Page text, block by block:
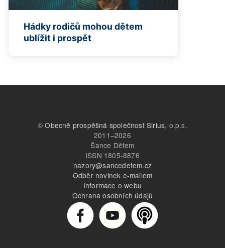
Hádky rodičů mohou dětem
ublížit i prospět
©Obecně prospěšná společnost Sirius, o.p.s.
2011–2026
Šance Dětem
ISSN 1805-8876
nazory@sancedetem.cz
Odběr novinek e-mailem
Informace o webu
Ochrana osobních údajů